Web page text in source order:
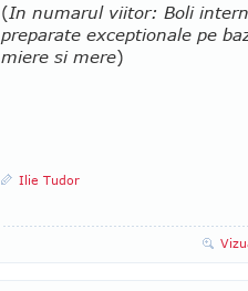
(In numarul viitor: Boli
preparate exceptionale pe
miere si mere)
Ilie Tudor